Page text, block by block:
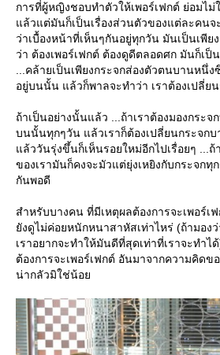
การที่ผู้หญิงชอบทำตัวให้เพอร์เฟกต์ ย่อมไ
ล้วแต่มันก็เป็นเรื่องส่วนตัวของแต่ละคนจะ
ว่าเบื้องหน้าที่เห็นๆกันอยู่ทุกวัน มันเป็นเพีย
ว่า ต้องเพอร์เฟกต์ ต้องดูดีตลอดศก มันก็เ
...คล้ายเป็นเพียงกระจกส่องตัวตนบานหนึ่ง
อยู่บนนั้น แล้วก็พาลจะทำว่า เราต้องเปลี่ย
ถ้าเป็นอย่างนั้นแล้ว ...ถ้าเราต้องมองกระจ
บนนั้นทุกๆวัน แล้วเราก็ต้องเปลี่ยนกระจก
ล้ววันรุ่งขึ้นก็เห็นรอยใหม่อีกไปเรื่อยๆ ...
ของเรามันก็คงจะมัวแต่ยุ่งเหยิงกับกระจกทุ
กันพอดี
สำหรับบางคน ที่มีเหตุผลต้องการจะเพอร์เ
งดูไม่ค่อยหนักหนาสาหัสเท่าไหร่ (ถ้ามอง
เราอยากจะทำให้มันดีที่สุดเท่าที่เราจะทำ
ต้องการจะเพอร์เฟกต์ อันมาจากความคิดข
น่ากลัวมิใช่น้อ